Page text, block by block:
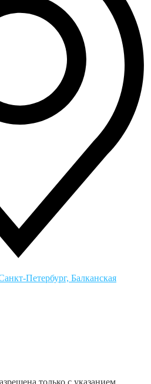
Петербург, Балканская
только с указанием